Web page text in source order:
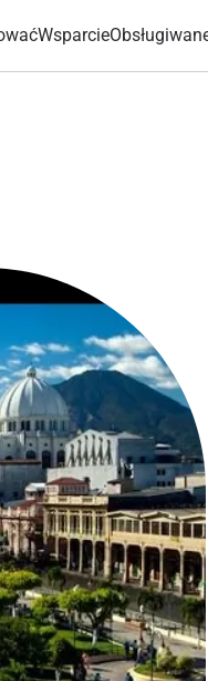
Wsparcie